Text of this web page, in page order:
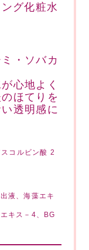
グ化粧水
・ソバカ
心地よく
ほてりを
透明感に
コルビン酸 2
液、海藻エキ
キス－4、BG